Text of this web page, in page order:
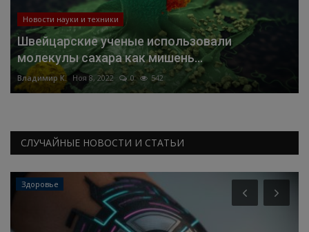
Новости науки и техники
Швейцарские ученые использовали
молекулы сахара как мишень...
Владимир К. Ноя 8, 2022 0 542
СЛУЧАЙНЫЕ НОВОСТИ И СТАТЬИ
Здоровье